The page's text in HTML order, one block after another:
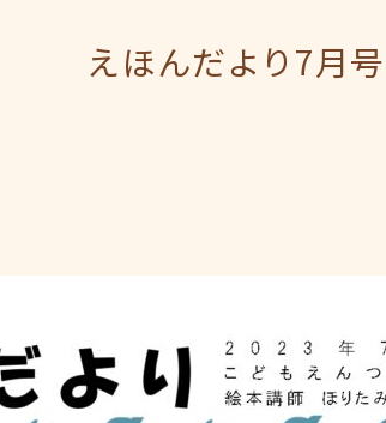
えほんだより7月号